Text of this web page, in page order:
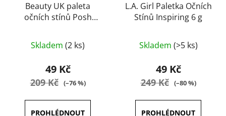
Beauty UK paleta
očních stínů Posh
hodnocení
produktu
je
Skladem (2 ks)
49 Kč
209 Kč (–76 %)
L.A. Girl Paletka Očních
Stínů Inspiring 6 g
hodnocení
produktu
je
Skladem (>5 ks)
49 Kč
249 Kč (–80 %)